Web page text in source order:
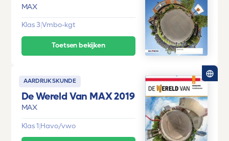
MAX
Klas 3 |Vmbo-kgt
Toetsen bekijken
AARDRIJKSKUNDE
De Wereld Van MAX 2019
MAX
Klas 1|Havo/vwo